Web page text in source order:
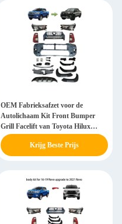
OEM Fabrieksafzet voor de
Autolichaam Kit Front Bumper
Grill Facelift van Toyota Hilux
Rocco 2021
Krijg Beste Prijs